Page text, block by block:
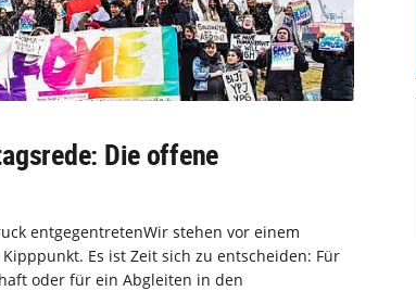
Die offene
entgegentretenWir stehen vor einem
Es ist Zeit sich zu entscheiden: Für
oder für ein Abgleiten in den